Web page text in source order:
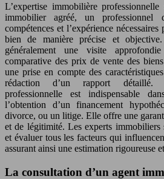
L’expertise immobilière
immobilier agréé, un professionnel
compétences et l’expérience
bien de manière précise et
généralement une visite
comparative des prix de vente des
une prise en compte des
rédaction d’un rapport détaillé.
professionnelle est indispensable
l’obtention d’un financement
divorce, ou un litige. Elle offre une
et de légitimité. Les experts
et évaluer tous les facteurs qui
assurant ainsi une estimation rigoureuse
La consultation d’un agent